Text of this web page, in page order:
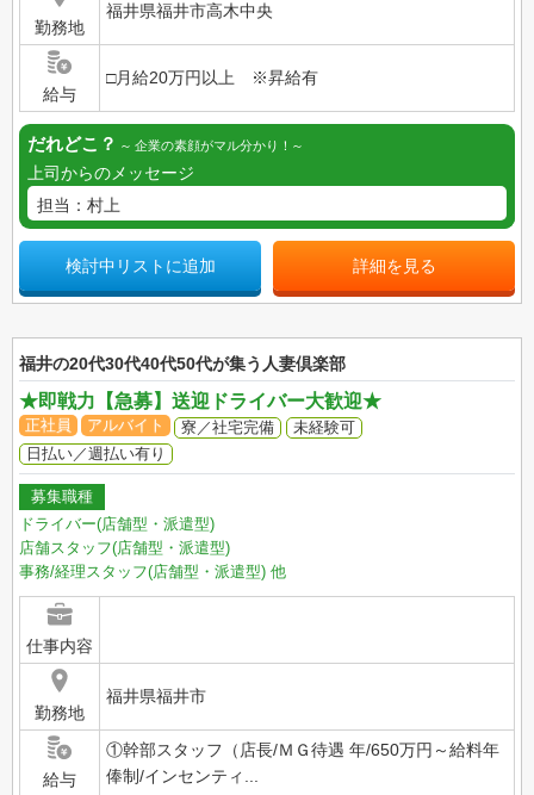
勤務地
福井県福井市高木中央
給与
□月給20万円以上 ※昇給有
だれどこ？ 企業の素顔がマル分かり！
上司からのメッセージ
担当：村上
検討中リストに追加 詳細を見る
福井の20代30代40代50代が集う人妻倶楽部
★即戦力【急募】送迎ドライバー大歓迎★
正社員 アルバイト 寮／社宅完備
未経験可
日払い／週払い有り
募集職種
ドライバー(店舗型・派遣型)
店舗スタッフ(店舗型・派遣型)
事務/経理スタッフ(店舗型・派遣型) 他
仕事内容
勤務地
福井県福井市
給与
①幹部スタッフ（店長/ＭＧ待遇 年/650万円～給料年
俸制/インセンティ...